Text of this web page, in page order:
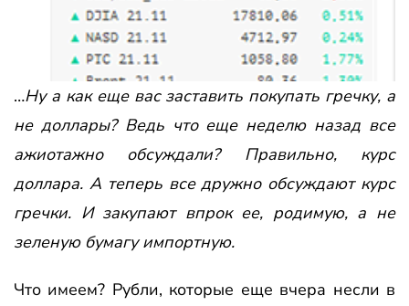
…Ну а как еще вас заставить покупать гречку, а
не доллары? Ведь что еще неделю назад все
ажиотажно обсуждали? Правильно, курс
доллара. А теперь все дружно обсуждают курс
гречки. И закупают впрок ее, родимую, а не
зеленую бумагу импортную.
Что имеем? Рубли, которые еще вчера несли в